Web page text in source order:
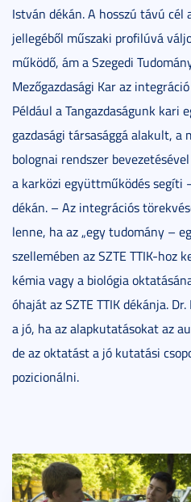
István dékán. A hosszú távú cél
jellegéből műszaki profilúvá
működő, ám a Szegedi
Mezőgazdasági Kar az
Például a Tangazdaságunk kari
gazdasági társasággá alakult, a
bolognai rendszer
a karközi együttműködés segíti
dékán. – Az integrációs
lenne, ha az „egy tudomány –
szellemében az SZTE TTIK-hoz
kémia vagy a biológia
óhaját az SZTE TTIK dékánja.
a jó, ha az alapkutatásokat az
de az oktatást a jó kutatási
pozicionálni.